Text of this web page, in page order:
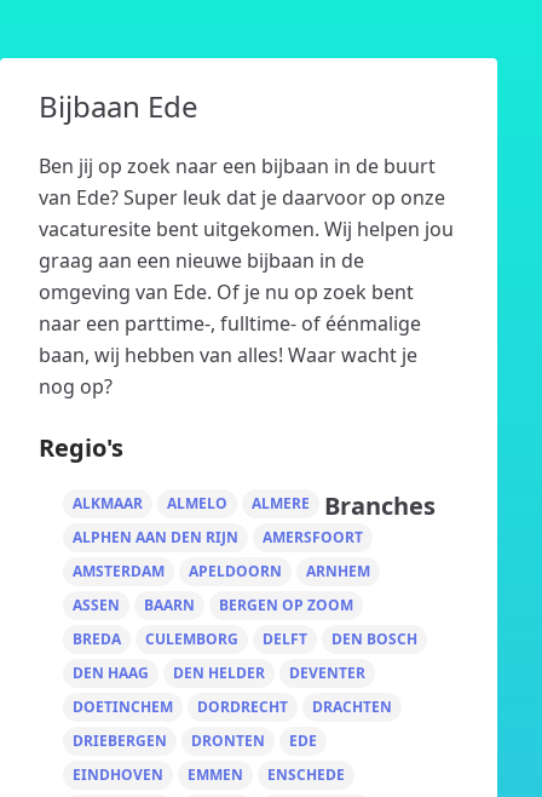
Bijbaan Ede
Ben jij op zoek naar een bijbaan in de buurt
van Ede? Super leuk dat je daarvoor op onze
vacaturesite bent uitgekomen. Wij helpen jou
graag aan een nieuwe bijbaan in de
omgeving van Ede. Of je nu op zoek bent
naar een parttime-, fulltime- of éénmalige
baan, wij hebben van alles! Waar wacht je
nog op?
Regio's
ALKMAAR ALMELO
ALMERE
ALPHEN AAN DEN RIJN
AMERSFOORT
AMSTERDAM
APELDOORN
ARNHEM
ASSEN
BAARN
BERGEN OP ZOOM
BREDA
CULEMBORG DELFT
DEN BOSCH
DEN HAAG
DEN HELDER
DEVENTER
DOETINCHEM
DORDRECHT
DRACHTEN
DRIEBERGEN
DRONTEN
EDE
EINDHOVEN
EMMEN
ENSCHEDE
Branches